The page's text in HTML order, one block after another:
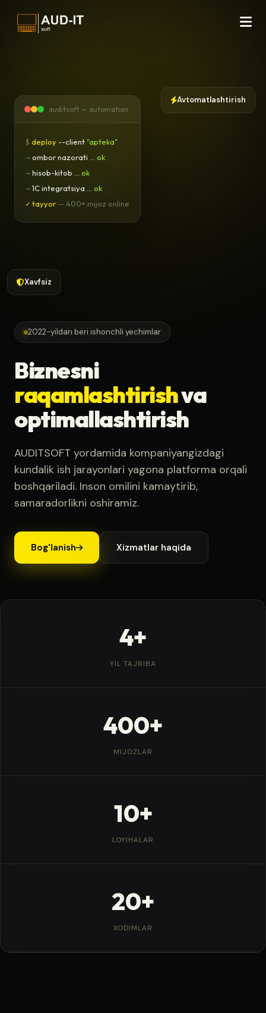
2022-yildan beri ishonchli yechimlar
Biznesni
raqamlashtirishva
optimallashtirish
AUDITSOFT yordamida kompaniyangizdagi
kundalik ish jarayonlari yagona platforma orqali
boshqariladi. Inson omilini kamaytirib,
samaradorlikni oshiramiz.
Bog'lanish Xizmatlar haqida
auditsoft — automation
$ deploy --client "apteka"
→ombor nazorati ... ok
→hisob-kitob ... ok
→1C integratsiya ... ok
✓ tayyor — 400+ mijoz online
Avtomatlashtirish
Xavfsiz
4+
YIL TAJRIBA
400+
MIJOZLAR
10+
LOYIHALAR
20+
XODIMLAR